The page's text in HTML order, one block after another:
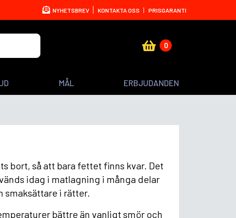
NYHETSBREV KONTAKTA OSS PRISGARANTI
0
MÅL ERBJUDANDEN
bort, så att bara fettet finns kvar. Det
idag i matlagning i många delar
smaksättare i rätter.
bättre än vanligt smör och